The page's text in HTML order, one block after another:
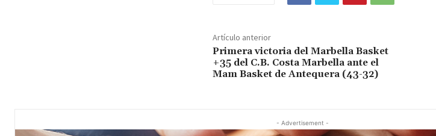
Artículo anterior
Primera victoria del Marbella Basket
+35 del C.B. Costa Marbella ante el
Mam Basket de Antequera (43-32)
- Advertisement -